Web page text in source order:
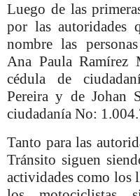
Luego de las
por las autoridades
nombre las
Ana Paula Ramírez
cédula de
Pereira y de Johan
ciudadanía No:
Tanto para las
Tránsito siguen
actividades como los